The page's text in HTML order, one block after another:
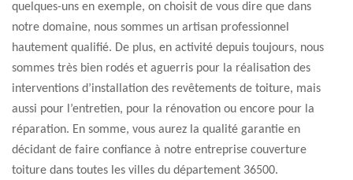
quelques-uns en exemple, on choisit de vous dire que dans
notre domaine, nous sommes un artisan professionnel
hautement qualifié. De plus, en activité depuis toujours, nous
sommes très bien rodés et aguerris pour la réalisation des
interventions d’installation des revêtements de toiture, mais
aussi pour l’entretien, pour la rénovation ou encore pour la
réparation. En somme, vous aurez la qualité garantie en
décidant de faire confiance à notre entreprise couverture
toiture dans toutes les villes du département 36500.